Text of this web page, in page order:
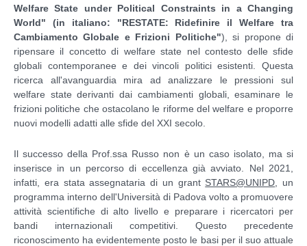
Welfare State under Political Constraints in a Changing
World" (in italiano: "RESTATE: Ridefinire il Welfare tra
Cambiamento Globale e Frizioni Politiche"), si propone di
ripensare il concetto di welfare state nel contesto delle sfide
globali contemporanee e dei vincoli politici esistenti. Questa
ricerca all'avanguardia mira ad analizzare le pressioni sul
welfare state derivanti dai cambiamenti globali, esaminare le
frizioni politiche che ostacolano le riforme del welfare e proporre
nuovi modelli adatti alle sfide del XXI secolo.
Il successo della Prof.ssa Russo non è un caso isolato, ma si
inserisce in un percorso di eccellenza già avviato. Nel 2021,
infatti, era stata assegnataria di un grant STARS@UNIPD , un
programma interno dell'Università di Padova volto a promuovere
attività scientifiche di alto livello e preparare i ricercatori per
bandi internazionali competitivi. Questo precedente
riconoscimento ha evidentemente posto le basi per il suo attuale